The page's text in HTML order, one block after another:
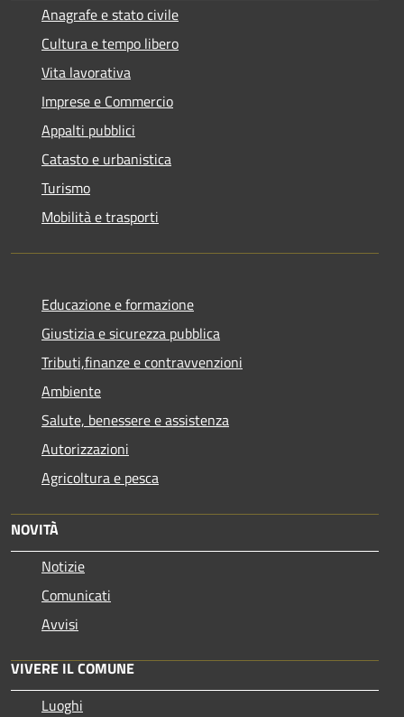
Anagrafe e stato civile
Cultura e tempo libero
Vita lavorativa
Imprese e Commercio
Appalti pubblici
Catasto e urbanistica
Turismo
Mobilità e trasporti
Educazione e formazione
Giustizia e sicurezza pubblica
Tributi,finanze e contravvenzioni
Ambiente
Salute, benessere e assistenza
Autorizzazioni
Agricoltura e pesca
NOVITÀ
Notizie
Comunicati
Avvisi
VIVERE IL COMUNE
Luoghi